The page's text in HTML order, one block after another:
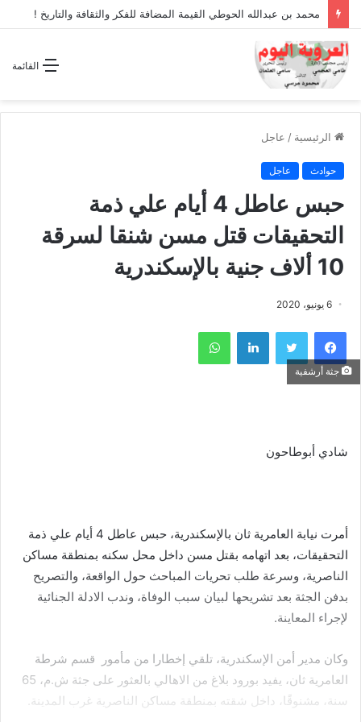
محمد بن عبدالله الحوطي القيمة المضافة للفكر والثقافة والتاريخ !
القائمة
الرئيسية / عاجل
حوادث عاجل
حبس عاطل 4 أيام علي ذمة
التحقيقات قتل مسن شنقا لسرقة
10 ألاف جنية بالإسكندرية
6 يونيو، 2020
فيسبوك تويتر لينكدإن واتساب
جثة أرشفية
شادي أبوطاحون
أمرت نيابة العامرية ثان بالإسكندرية، حبس عاطل 4 أيام علي ذمة
التحقيقات، بعد اتهامه بقتل مسن داخل محل سكنه بمنطقة مساكن
الناصرية، وسرعة طلب تحريات المباحث حول الواقعة، والتصريح
بدفن الجثة بعد تشريحها لبيان سبب الوفاة، وندب الادلة الجنائية
لإجراء المعاينة.
وكان مدير أمن الإسكندرية، تلقي إخطارا من مأمور قسم شرطة
العامرية ثان، يفيد بورود بلاغ من الاهالي بالعثور على جثة ش.م، 65
سنة، مشنوقًا، داخل شقته بمنطقة مساكن الناصرية غرب المدينة.